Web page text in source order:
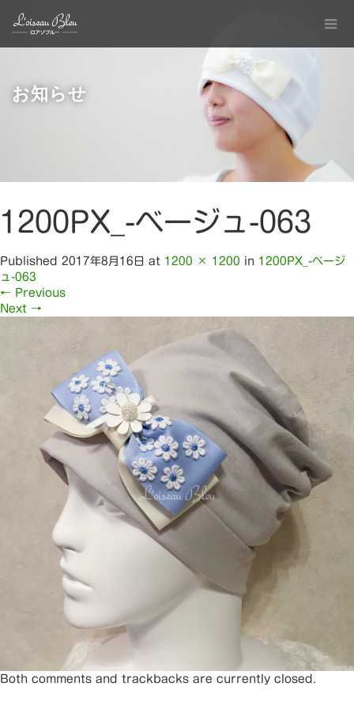
お知らせ
1200PX_-ベージュ-063
Published 2017年8月16日 at 1200 × 1200 in 1200PX_-ベージ
ュ-063
← Previous
Next →
Both comments and trackbacks are currently closed.